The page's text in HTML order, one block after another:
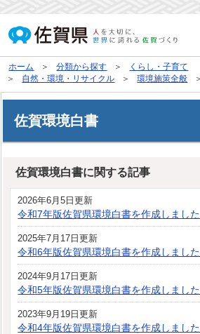
ホーム 分類から探す
くらし・子育て
自然・環境・リサイクル
環境施策全般
佐賀環境白書
佐賀環境白書に関する記事
2026年6月5日更新
令和7年版佐賀県環境白書を作成しました
2025年7月17日更新
令和6年版佐賀県環境白書を作成しました
2024年9月17日更新
令和5年版佐賀県環境白書を作成しました
2023年9月19日更新
令和4年版佐賀県環境白書を作成しました